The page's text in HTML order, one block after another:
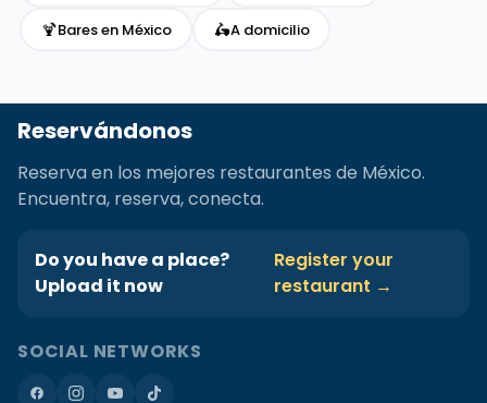
🍹Bares en México 🛵A domicilio
Reservándonos
Reserva en los mejores restaurantes de México.
Encuentra, reserva, conecta.
Do you have a place?
Upload it now
Register your
restaurant →
SOCIAL NETWORKS